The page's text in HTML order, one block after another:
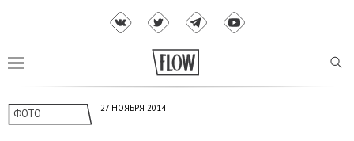
ФОТО 27 НОЯБРЯ 2014